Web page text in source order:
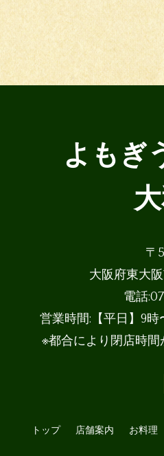
よもぎ
〒
大阪府東大
電話
営業時間:【平日】9時
※都合により閉店時間
トップ 店舗案内 お料理